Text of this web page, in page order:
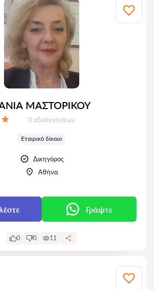
ΜΑΣΤΟΡΙΚΟΥ
Αξιολογήσεις:
0 αξιολογήσεων
Εταιρικό δίκαιο
Δικηγόρος
Αθήνα
Γράψτε
0 0 11